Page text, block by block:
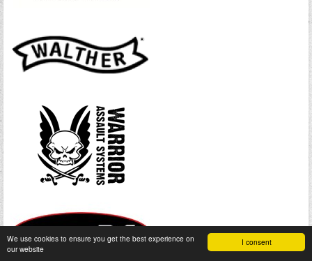
I consent
We use cookies to ensure you get the best experience on
our website